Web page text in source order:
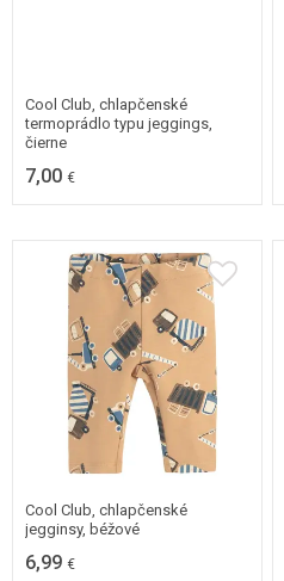
Cool Club, chlapčenské
termoprádlo typu jeggings,
čierne
7,00 €
68 74
80
92
Cool Club, chlapčenské
jegginsy, béžové
6,99 €